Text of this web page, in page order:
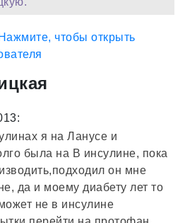
я на Ланусе и
была на В инсулине, пока
он мне
да и моему диабету лет то
не в инсулине